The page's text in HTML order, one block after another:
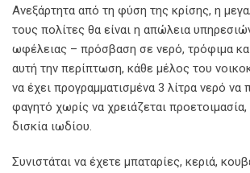
Ανεξάρτητα από τη φύση της κρίσης, η
τους πολίτες θα είναι η απώλεια
ωφέλειας – πρόσβαση σε νερό, τρόφιμα
αυτή την περίπτωση, κάθε μέλος του
να έχει προγραμματισμένα 3 λίτρα νερό να
φαγητό χωρίς να χρειάζεται
δισκία ιωδίου.
Συνιστάται να έχετε μπαταρίες, κεριά,